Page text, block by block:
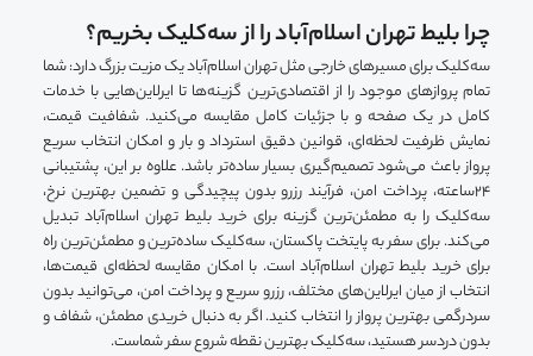
چرا بلیط تهران اسلام‌آباد را از سه‌کلیک بخریم؟
سه‌کلیک برای مسیرهای خارجی مثل تهران اسلام‌آباد یک مزیت بزرگ دارد: شما
تمام پروازهای موجود را از اقتصادی‌ترین گزینه‌ها تا ایرلاین‌هایی با خدمات
کامل در یک صفحه و با جزئیات کامل مقایسه می‌کنید. شفافیت قیمت،
نمایش ظرفیت لحظه‌ای، قوانین دقیق استرداد و بار و امکان انتخاب سریع
پرواز باعث می‌شود تصمیم‌گیری بسیار ساده‌تر باشد. علاوه بر این، پشتیبانی
۲۴ساعته، پرداخت امن، فرآیند رزرو بدون پیچیدگی و تضمین بهترین نرخ،
سه‌کلیک را به مطمئن‌ترین گزینه برای خرید بلیط تهران اسلام‌آباد تبدیل
می‌کند. برای سفر به پایتخت پاکستان، سه‌کلیک ساده‌ترین و مطمئن‌ترین راه
برای خرید بلیط تهران اسلام‌آباد است. با امکان مقایسه لحظه‌ای قیمت‌ها،
انتخاب از میان ایرلاین‌های مختلف، رزرو سریع و پرداخت امن، می‌توانید بدون
سردرگمی بهترین پرواز را انتخاب کنید. اگر به دنبال خریدی مطمئن، شفاف و
بدون دردسر هستید، سه‌کلیک بهترین نقطه شروع سفر شماست.